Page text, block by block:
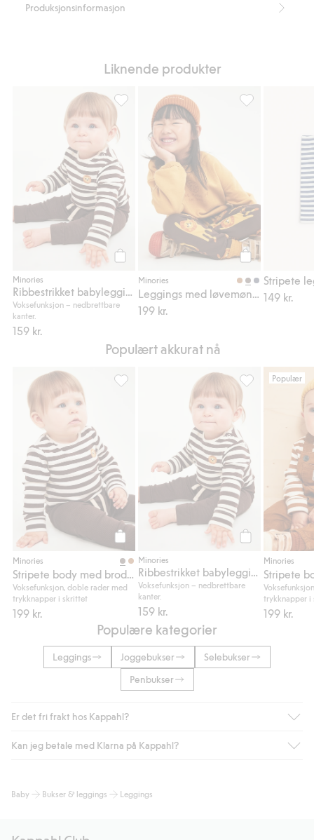
Produksjonsinformasjon
Liknende produkter
Minories
Voksefunksjon – nedbrettbare
kanter.
159 kr.
Ribbestrikket babyleggings, Legg til i
Minories
199 kr.
149 kr.
Populært akkurat nå
Legg til
Minories
Voksefunksjon, doble rader med
trykknapper i skrittet
199 kr.
Stripete body med broderi på brystet,
Legg til
Minories
Voksefunksjon – nedbrettbare
kanter.
159 kr.
Ribbestrikket
Populær
Minories
trykknapper i
199 kr.
Populære kategorier
Leggings Joggebukser
Selebukser
Penbukser
Er det fri frakt hos Kappahl?
Som medlem i Kappahl Club har du alltid gratis frakt til butikk,
automatisk etter at du har logget inn og er identifisert som
Kan jeg betale med Klarna på Kappahl?
og andre betalingsmåter.
Baby Bukser & leggings Leggings